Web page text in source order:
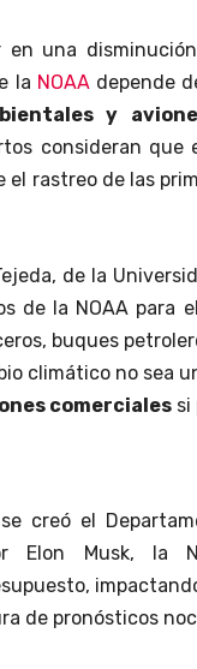
en una
la NOAAdepende
y
consideran que
rastreo de las
de la
de la NOAA para
buques
climático no sea
comerciales si
creó el
Elon Musk, la
de pronósticos